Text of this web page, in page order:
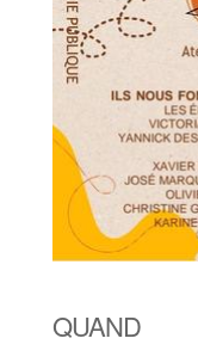
QUAND